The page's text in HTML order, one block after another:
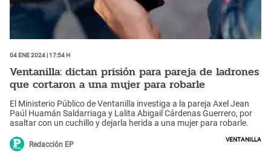
04 Ene 2024 | 17:54 h
Ventanilla: dictan prisión para pareja de ladrones
que cortaron a una mujer para robarle
El Ministerio Público de Ventanilla investiga a la pareja Axel Jean
Paúl Huamán Saldarriaga y Lalita Abigail Cárdenas Guerrero, por
asaltar con un cuchillo y dejarla herida a una mujer para robarle.
Redacción EP
Ventanilla